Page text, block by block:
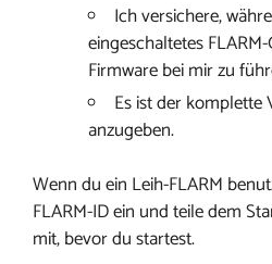
Ich versichere,
eingeschaltetes
Firmware bei mir zu
Es ist der
anzugeben.
Wenn du ein Leih-FLARM
FLARM-ID ein und teile dem
mit, bevor du startest.